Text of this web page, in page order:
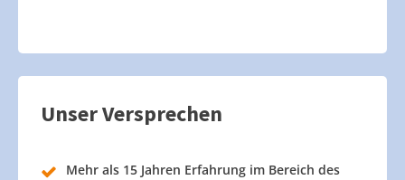
Unser Versprechen
Mehr als 15 Jahren Erfahrung im Bereich des